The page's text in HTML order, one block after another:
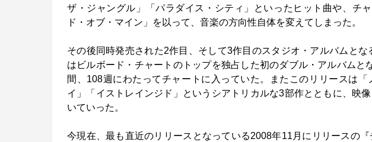
ザ・ジャングル」「パラダイス・シティ」といったヒット曲や、チ
ド・オブ・マイン」を以って、音楽の方向性自体を変えてしまった。
その後同時発売された2作目、そして3作目のスタジオ・アルバムとな
はビルボード・チャートのトップを独占した初のダブル・アルバムと
間、108週にわたってチャートに入っていた。またこのリリースは
イ」「イストレインジド」というシアトリカルな3部作とともに、映
いていった。
今現在、最も直近のリリースとなっている2008年11月にリリースの